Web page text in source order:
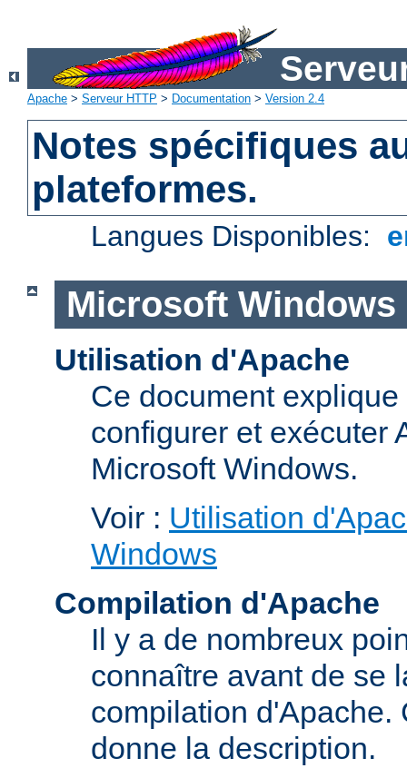
Apache > Serveur HTTP > Documentation > Version 2.4
Notes spécifiques
plateformes.
Langues Disponibles:
Microsoft Windows
Utilisation d'Apache
Ce document
configurer et exécuter
Microsoft Windows.
Voir : Utilisation
Windows
Compilation d'Apache
Il y a de nombreux
connaître avant de se
compilation d'Apache.
donne la description.